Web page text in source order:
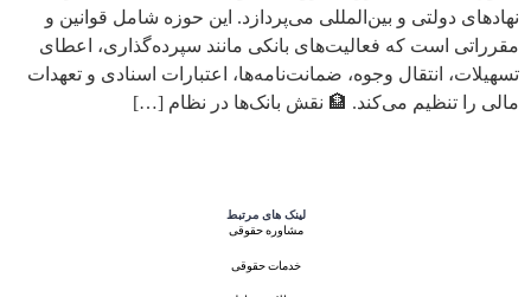
نهادهای دولتی و بین‌المللی می‌پردازد. این حوزه شامل قوانین و
مقرراتی است که فعالیت‌های بانکی مانند سپرده‌گذاری، اعطای
تسهیلات، انتقال وجوه، ضمانت‌نامه‌ها، اعتبارات اسنادی و تعهدات
مالی را تنظیم می‌کند. 🏦 نقش بانک‌ها در نظام […]
لینک های مرتبط
مشاوره حقوقی
خدمات حقوقی